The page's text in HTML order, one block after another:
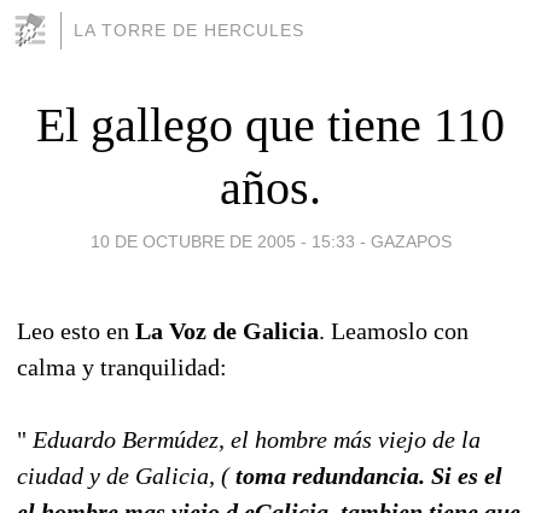
LA TORRE DE HERCULES
El gallego que tiene 110
años.
10 DE OCTUBRE DE 2005 - 15:33 - GAZAPOS
Leo esto en La Voz de Galicia. Leamoslo con
calma y tranquilidad:
" Eduardo Bermúdez, el hombre más viejo de la
ciudad y de Galicia, (toma redundancia. Si es el